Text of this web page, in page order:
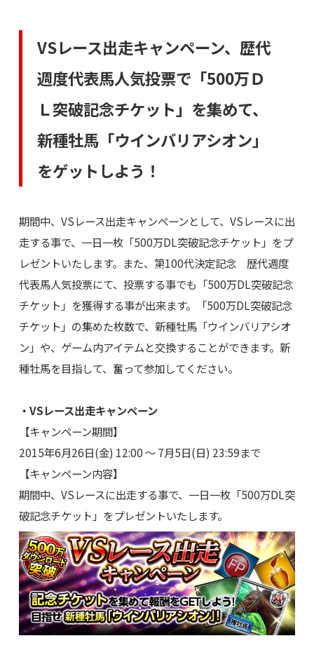
VSレース出走キャンペーン、歴代
週度代表馬人気投票で「500万Ｄ
Ｌ突破記念チケット」を集めて、
新種牡馬「ウインバリアシオン」
をゲットしよう！
期間中、VSレース出走キャンペーンとして、VSレースに出
走する事で、一日一枚「500万DL突破記念チケット」をプ
レゼントいたします。また、第100代決定記念 歴代週度
代表馬人気投票にて、投票する事でも「500万DL突破記念
チケット」を獲得する事が出来ます。「500万DL突破記念
チケット」の集めた枚数で、新種牡馬「ウインバリアシオ
ン」や、ゲーム内アイテムと交換することができます。新
種牡馬を目指して、奮って参加してください。
・VSレース出走キャンペーン
【キャンペーン期間】
2015年6月26日(金) 12:00 ～ 7月5日(日) 23:59まで
【キャンペーン内容】
期間中、VSレースに出走する事で、一日一枚「500万DL突
破記念チケット」をプレゼントいたします。